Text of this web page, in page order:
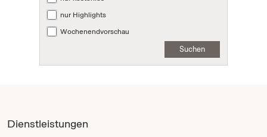
nur Highlights
Wochenendvorschau
Suchen
Dienstleistungen